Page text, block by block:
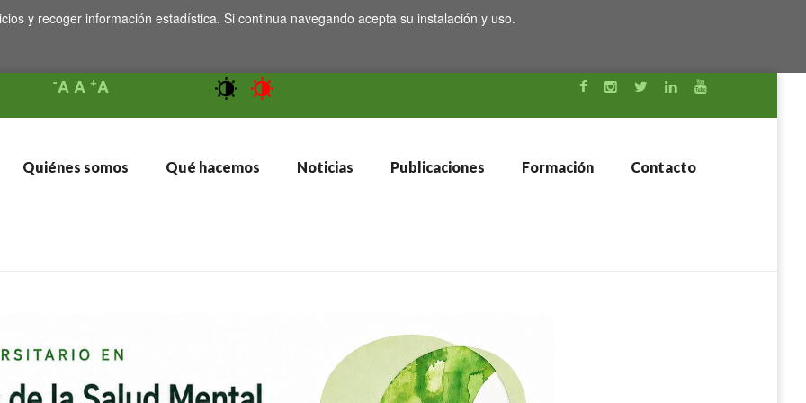
y recoger información estadística. Si continua navegando acepta su instalación y uso.
-AA +A
Quiénes somos Qué hacemos Noticias Publicaciones Formación Contacto